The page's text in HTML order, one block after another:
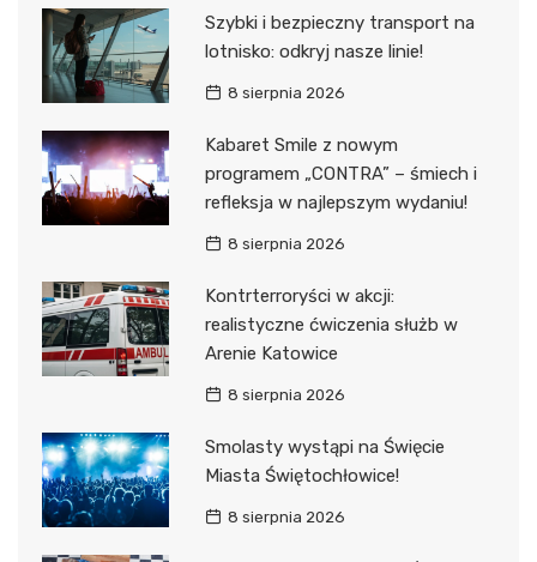
Szybki i bezpieczny transport na
lotnisko: odkryj nasze linie!
8 sierpnia 2026
Kabaret Smile z nowym
programem „CONTRA” – śmiech i
refleksja w najlepszym wydaniu!
8 sierpnia 2026
Kontrterroryści w akcji:
realistyczne ćwiczenia służb w
Arenie Katowice
8 sierpnia 2026
Smolasty wystąpi na Święcie
Miasta Świętochłowice!
8 sierpnia 2026